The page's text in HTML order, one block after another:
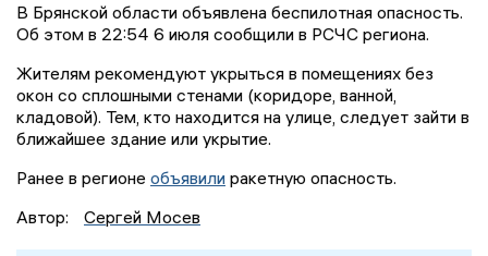
В Брянской области объявлена беспилотная опасность.
Об этом в 22:54 6 июля сообщили в РСЧС региона.
Жителям рекомендуют укрыться в помещениях без
окон со сплошными стенами (коридоре, ванной,
кладовой). Тем, кто находится на улице, следует зайти в
ближайшее здание или укрытие.
Ранее в регионе объявили ракетную опасность.
Автор:
Сергей Мосев